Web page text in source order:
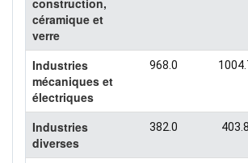
céramique et
verre
Industries
mécaniques et
électriques
968.0
Industries
diverses
382.0 403.8